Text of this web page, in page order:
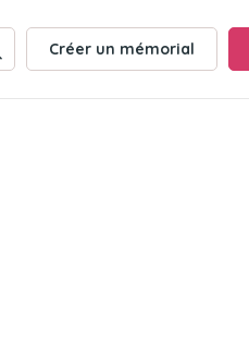
Créer un mémorial